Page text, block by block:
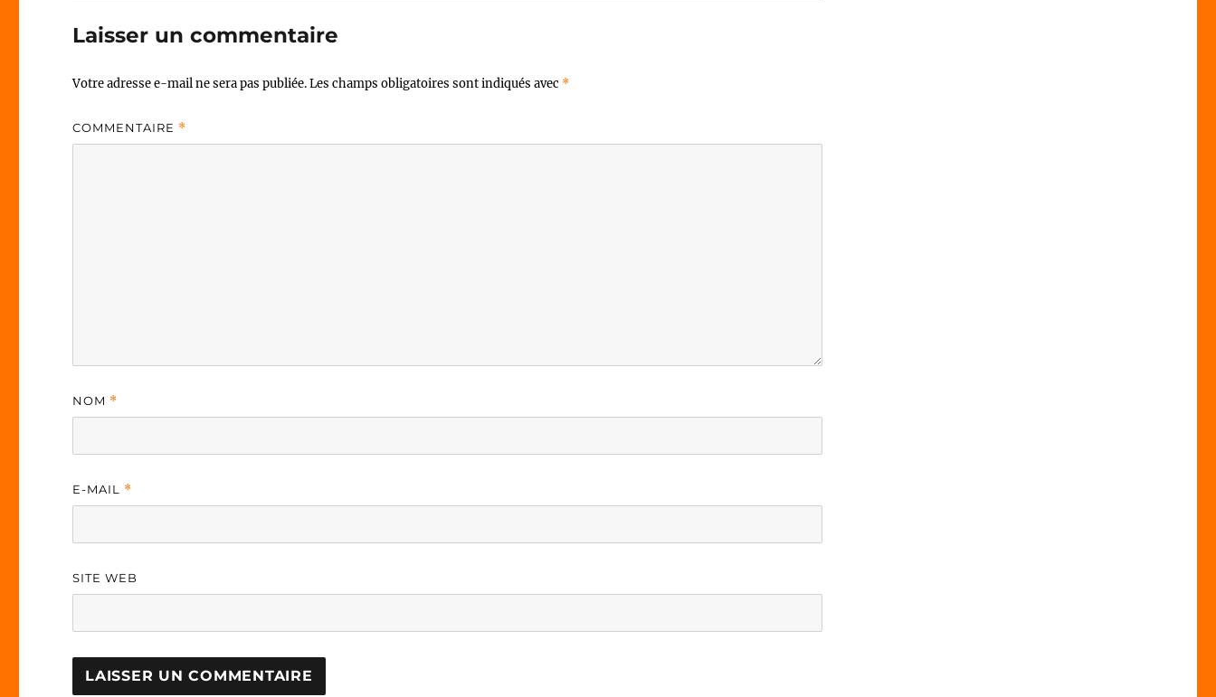
Laisser un commentaire
Votre adresse e-mail ne sera pas publiée.Les champs obligatoires sont indiqués avec *
COMMENTAIRE *
NOM *
E-MAIL *
SITE WEB